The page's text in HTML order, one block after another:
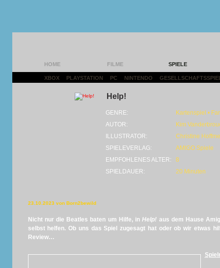
HOME FILME SPIELE
XBOX PLAYSTATION PC NINTENDO
Help!
GENRE:
Kartenspiel •
AUTOR:
Kim
ILLUSTRATOR:
Christine
SPIELEVERLAG:
AMIGO Spiele
EMPFOHLENES ALTER:
8
SPIELDAUER:
20 Minuten
23.10.2023 von Born2bewild
Nicht nur die Beatles baten um Hilfe, inHelp! aus dem Hause
selbst helfen. Ob uns das Spiel zugesagt hat oder ob wir etwas
Review…